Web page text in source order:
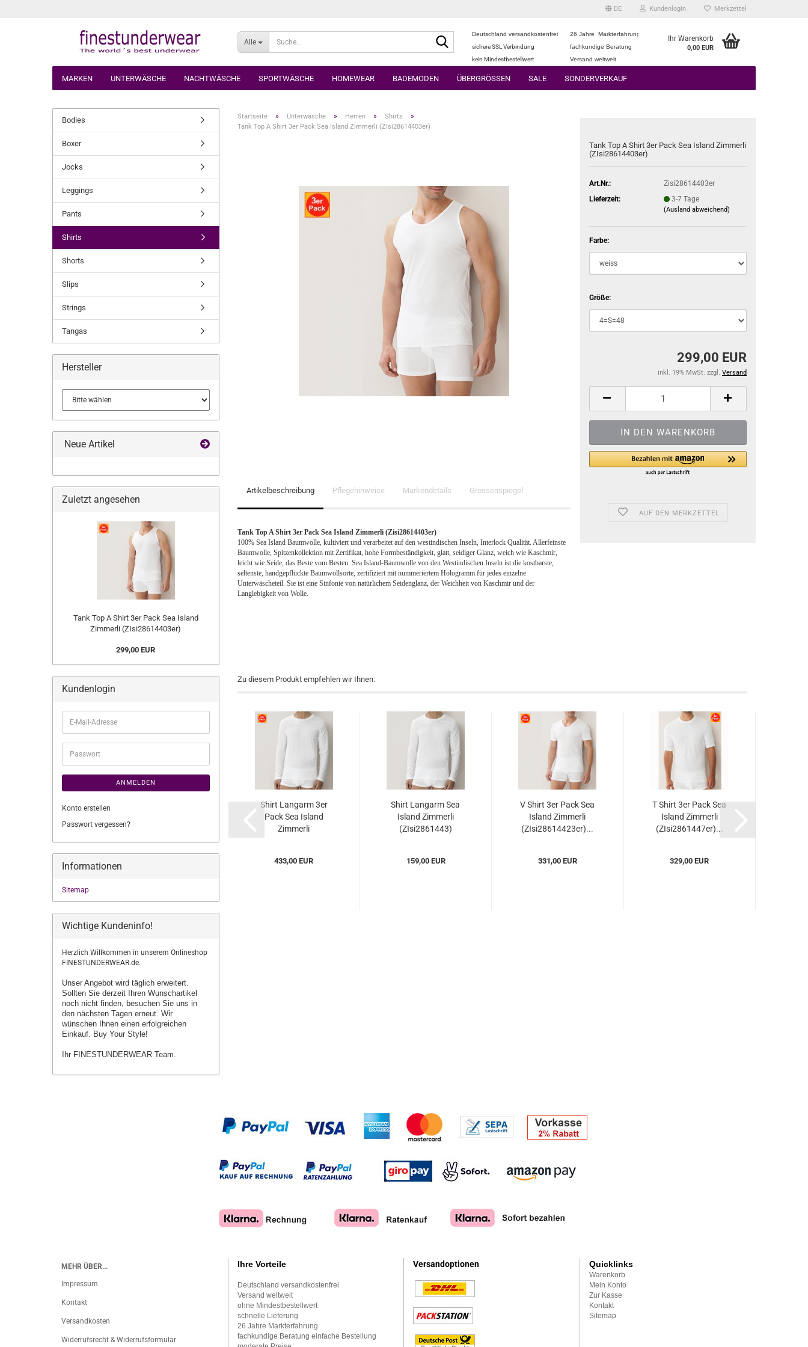
DE Kundenlogin Merkzettel
Alle
Suche...Deutschland versandkostenfrei
26 Jahre Markterfahrung
sichere SSL Verbindung
fachkundige Beratung
kein Mindestbestellwert
Versand weltweit
Ihr Warenkorb
0,00 EUR
MARKEN UNTERWÄSCHE NACHTWÄSCHE SPORTWÄSCHE HOMEWEAR BADEMODEN ÜBERGRÖSSEN SALE SONDERVERKAUF
Startseite » Unterwäsche » Herren » Shirts »
Tank Top A Shirt 3er Pack Sea Island Zimmerli (ZIsi28614403er)
Tank Top A Shirt 3er Pack Sea Island Zimmerli
(ZIsi28614403er)
Art.Nr.:
Zisi28614403er
Lieferzeit:
3-7 Tage
(Ausland abweichend)
Farbe:
Größe:
299,00 EUR
inkl. 19% MwSt. zzgl. Versand
AUF DEN MERKZETTEL
Artikelbeschreibung Pflegehinweise Markendetails Grössenspiegel
Tank Top A Shirt 3er Pack Sea Island Zimmerli (Zisi28614403er)
100% Sea Island Baumwolle, kultiviert und verarbeitet auf den westindischen Inseln, Interlock Qualität. Allerfeinste
Baumwolle, Spitzenkollektion mit Zertifikat, hohe Formbeständigkeit, glatt, seidiger Glanz, weich wie Kaschmir,
leicht wie Seide, das Beste vom Besten. Sea Island-Baumwolle von den Westindischen Inseln ist die kostbarste,
seltenste, handgepflückte Baumwollsorte, zertifiziert mit nummeriertem Hologramm für jedes einzelne
Unterwäscheteil. Sie ist eine Sinfonie von natürlichem Seidenglanz, der Weichheit von Kaschmir und der
Langlebigkeit von Wolle.
Zu diesem Produkt empfehlen wir Ihnen:
Shirt Langarm 3er
Pack Sea Island
Zimmerli
433,00 EUR
Shirt Langarm Sea
Island Zimmerli
(ZIsi2861443)
159,00 EUR
V Shirt 3er Pack Sea
Island Zimmerli
(ZIsi28614423er)...
331,00 EUR
T Shirt 3er Pack Sea
Island Zimmerli
(ZIsi2861447er)...
329,00 EUR
Bodies
Boxer
Jocks
Leggings
Pants
Shirts
Shorts
Slips
Strings
Tangas
Hersteller
Neue Artikel
Zuletzt angesehen
Tank Top A Shirt 3er Pack Sea Island
Zimmerli (ZIsi28614403er)
299,00 EUR
Kundenlogin
E-
Mail-
Adresse
Passwort
ANMELDEN
Konto erstellen
Passwort vergessen?
Informationen
Sitemap
Wichtige Kundeninfo!
Herzlich Willkommen in unserem Onlineshop
FINESTUNDERWEAR.de.
Unser Angebot wird täglich erweitert.
Sollten Sie derzeit Ihren Wunschartikel
noch nicht finden, besuchen Sie uns in
den nächsten Tagen erneut. Wir
wünschen Ihnen einen erfolgreichen
Einkauf. Buy Your Style!
Ihr FINESTUNDERWEAR Team.
MEHR ÜBER...
Impressum
Kontakt
Versandkosten
Widerrufsrecht & Widerrufsformular
Ihre Vorteile
Deutschland versandkostenfrei
Versand weltweit
ohne Mindestbestellwert
schnelle Lieferung
26 Jahre Markterfahrung
fachkundige Beratung einfache Bestellung
Versandoptionen Quicklinks
Warenkorb
Mein Konto
Zur Kasse
Kontakt
Sitemap